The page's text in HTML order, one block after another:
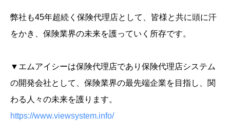
弊社も45年超続く保険代理店として、皆様と共に頭に汗
をかき、保険業界の未来を護っていく所存です。
▼エムアイシーは保険代理店であり保険代理店システム
の開発会社として、保険業界の最先端企業を目指し、関
わる人々の未来を護ります。
https://www.viewsystem.info/